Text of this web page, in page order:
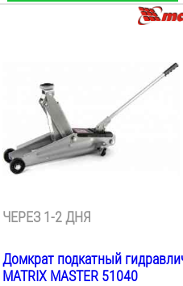
ЧЕРЕЗ 1-2 ДНЯ
Домкрат подкатный
MATRIX MASTER 51040